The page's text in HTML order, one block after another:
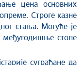
цена основних
Строге казне
стања. Могуће је
стопе
суграђане да